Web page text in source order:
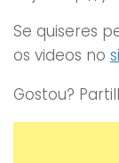
Se quiseres
os videos no
Gostou?